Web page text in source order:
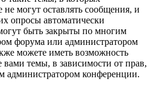
не могут оставлять сообщения, и
опросы автоматически
быть закрыты по многим
форума или администратором
можете иметь возможность
вами темы, в зависимости от прав,
администратором конференции.